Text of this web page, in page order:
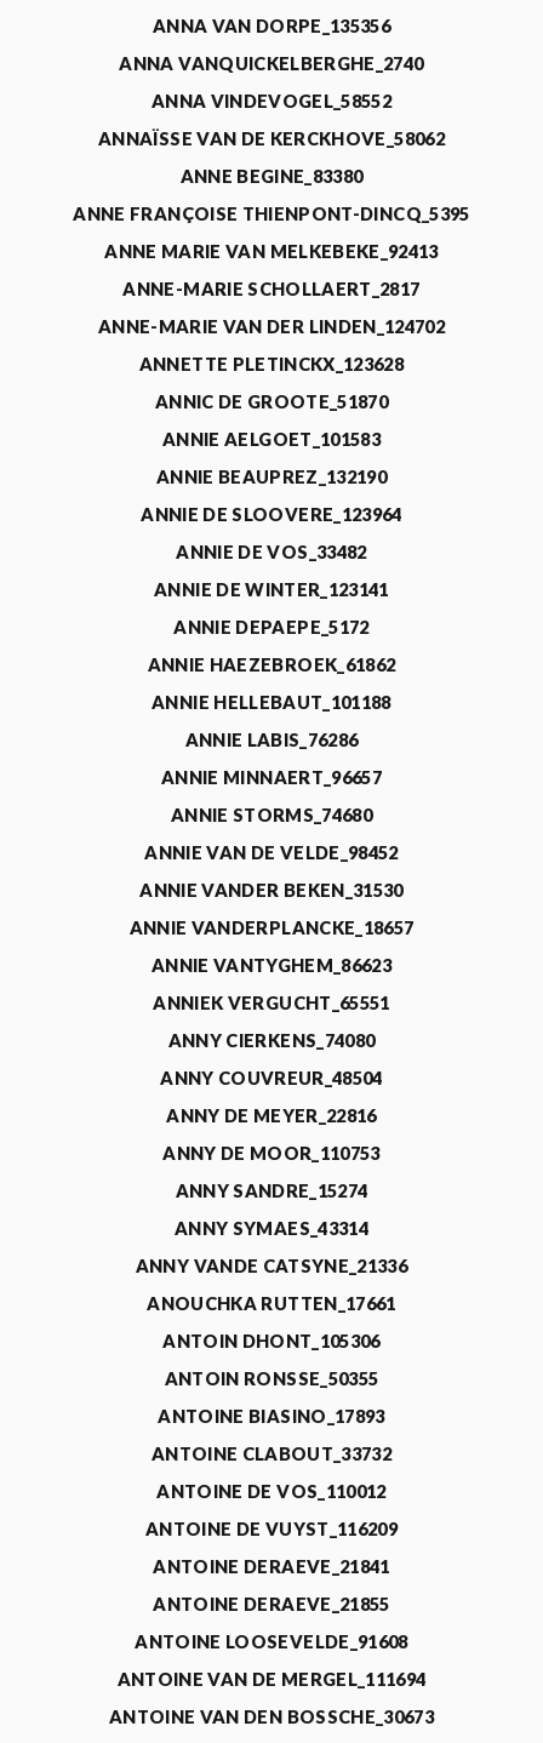
ANNA VAN DORPE_135356
ANNA VANQUICKELBERGHE_2740
ANNA VINDEVOGEL_58552
ANNAÏSSE VAN DE KERCKHOVE_58062
ANNE BEGINE_83380
ANNE FRANÇOISE THIENPONT-DINCQ_5395
ANNE MARIE VAN MELKEBEKE_92413
ANNE-MARIE SCHOLLAERT_2817
ANNE-MARIE VAN DER LINDEN_124702
ANNETTE PLETINCKX_123628
ANNIC DE GROOTE_51870
ANNIE AELGOET_101583
ANNIE BEAUPREZ_132190
ANNIE DE SLOOVERE_123964
ANNIE DE VOS_33482
ANNIE DE WINTER_123141
ANNIE DEPAEPE_5172
ANNIE HAEZEBROEK_61862
ANNIE HELLEBAUT_101188
ANNIE LABIS_76286
ANNIE MINNAERT_96657
ANNIE STORMS_74680
ANNIE VAN DE VELDE_98452
ANNIE VANDER BEKEN_31530
ANNIE VANDERPLANCKE_18657
ANNIE VANTYGHEM_86623
ANNIEK VERGUCHT_65551
ANNY CIERKENS_74080
ANNY COUVREUR_48504
ANNY DE MEYER_22816
ANNY DE MOOR_110753
ANNY SANDRE_15274
ANNY SYMAES_43314
ANNY VANDE CATSYNE_21336
ANOUCHKA RUTTEN_17661
ANTOIN DHONT_105306
ANTOIN RONSSE_50355
ANTOINE BIASINO_17893
ANTOINE CLABOUT_33732
ANTOINE DE VOS_110012
ANTOINE DE VUYST_116209
ANTOINE DERAEVE_21841
ANTOINE DERAEVE_21855
ANTOINE LOOSEVELDE_91608
ANTOINE VAN DE MERGEL_111694
ANTOINE VAN DEN BOSSCHE_30673